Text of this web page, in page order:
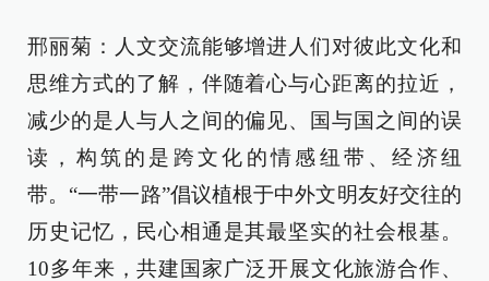
邢丽菊：人文交流能够增进人们对彼此文化和
思维方式的了解，伴随着心与心距离的拉近，
减少的是人与人之间的偏见、国与国之间的误
读，构筑的是跨文化的情感纽带、经济纽
带。“一带一路”倡议植根于中外文明友好交往的
历史记忆，民心相通是其最坚实的社会根基。
10多年来，共建国家广泛开展文化旅游合作、